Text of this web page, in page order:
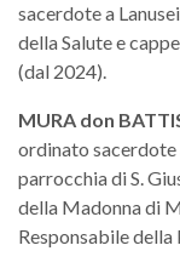
sacerdote a
della Salute e
(dal 2024).
MURA don
ordinato sacerdote
parrocchia di S.
della Madonna di
Responsabile